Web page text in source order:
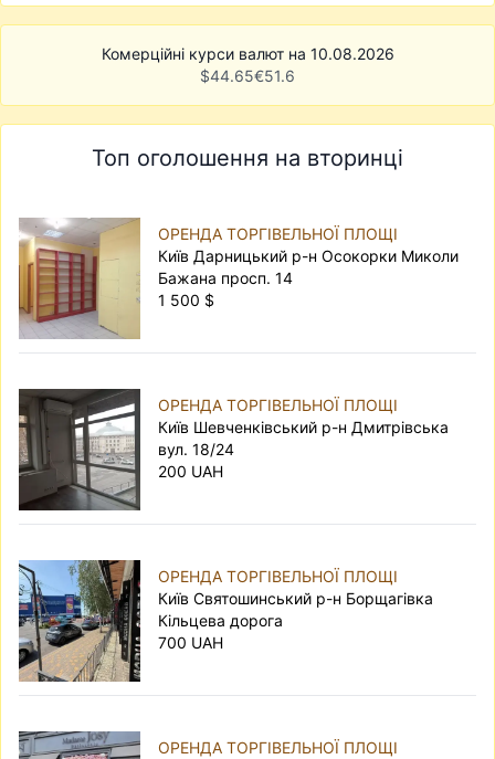
Комерційні курси валют на 10.08.2026
$44.65€51.6
Топ оголошення на вторинці
ОРЕНДА ТОРГІВЕЛЬНОЇ ПЛОЩІ
Київ Дарницький р-н Осокорки Миколи
Бажана просп. 14
1 500 $
ОРЕНДА ТОРГІВЕЛЬНОЇ ПЛОЩІ
Київ Шевченківський р-н Дмитрівська
вул. 18/24
200 UAH
ОРЕНДА ТОРГІВЕЛЬНОЇ ПЛОЩІ
Київ Святошинський р-н Борщагівка
Кільцева дорога
700 UAH
ОРЕНДА ТОРГІВЕЛЬНОЇ ПЛОЩІ